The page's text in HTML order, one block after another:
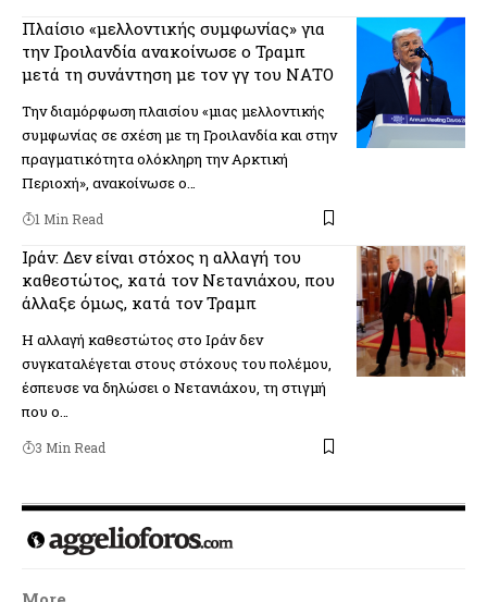
Πλαίσιο «μελλοντικής συμφωνίας» για
την Γροιλανδία ανακοίνωσε ο Τραμπ
μετά τη συνάντηση με τον γγ του ΝΑΤΟ
Την διαμόρφωση πλαισίου «μιας μελλοντικής
συμφωνίας σε σχέση με τη Γροιλανδία και στην
πραγματικότητα ολόκληρη την Αρκτική
Περιοχή», ανακοίνωσε ο…
1 Min Read
Ιράν: Δεν είναι στόχος η αλλαγή του
καθεστώτος, κατά τον Νετανιάχου, που
άλλαξε όμως, κατά τον Τραμπ
Η αλλαγή καθεστώτος στο Ιράν δεν
συγκαταλέγεται στους στόχους του πολέμου,
έσπευσε να δηλώσει ο Νετανιάχου, τη στιγμή
που ο…
3 Min Read